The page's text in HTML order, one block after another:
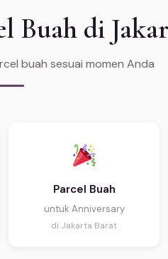
Buah di
buah sesuai momen Anda
Parcel Buah
untuk Anniversary
di Jakarta Barat